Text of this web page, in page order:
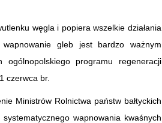
węgla i popiera wszelkie działania
gleb jest bardzo ważnym
programu regeneracji
czerwca br.
Ministrów Rolnictwa państw bałtyckich
wapnowania kwaśnych